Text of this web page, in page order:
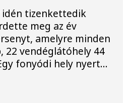
idén tizenkettedik
meg az év
amelyre minden
22 vendéglátóhely 44
fonyódi hely nyert...